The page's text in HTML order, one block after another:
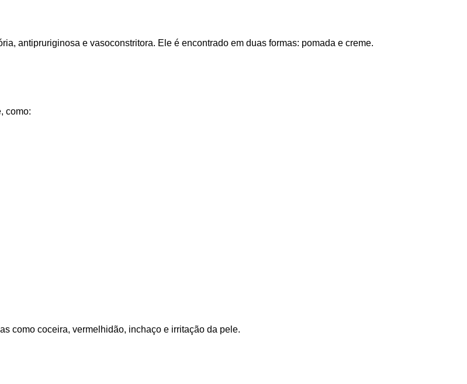
antipruriginosa e vasoconstritora. Ele é encontrado em duas formas: pomada e creme.
como:
como coceira, vermelhidão, inchaço e irritação da pele.